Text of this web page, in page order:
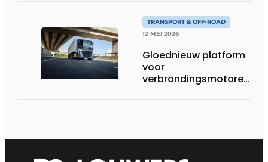
TRANSPORT & OFF-ROAD
12 MEI 2026
Gloednieuw platform
voor
verbrandingsmotoren
breed scala aan